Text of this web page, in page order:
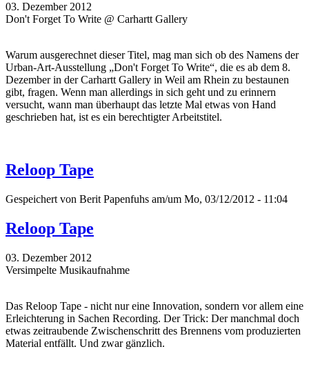
03. Dezember 2012
Don't Forget To Write @ Carhartt Gallery
Warum ausgerechnet dieser Titel, mag man sich ob des Namens der
Urban-Art-Ausstellung „Don't Forget To Write“, die es ab dem 8.
Dezember in der Carhartt Gallery in Weil am Rhein zu bestaunen
gibt, fragen. Wenn man allerdings in sich geht und zu erinnern
versucht, wann man überhaupt das letzte Mal etwas von Hand
geschrieben hat, ist es ein berechtigter Arbeitstitel.
Reloop Tape
Gespeichert von Berit Papenfuhs am/um Mo, 03/12/2012 - 11:04
Reloop Tape
03. Dezember 2012
Versimpelte Musikaufnahme
Das Reloop Tape - nicht nur eine Innovation, sondern vor allem eine
Erleichterung in Sachen Recording. Der Trick: Der manchmal doch
etwas zeitraubende Zwischenschritt des Brennens vom produzierten
Material entfällt. Und zwar gänzlich.